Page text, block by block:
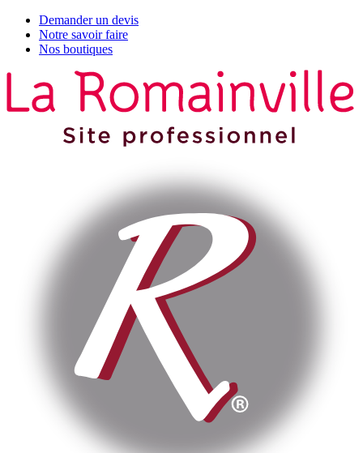
Demander un devis
Notre savoir faire
Nos boutiques